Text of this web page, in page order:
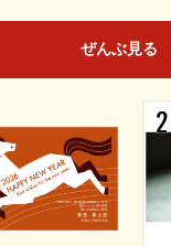
ぜんぶ見る